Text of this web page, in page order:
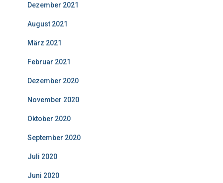
Dezember 2021
August 2021
März 2021
Februar 2021
Dezember 2020
November 2020
Oktober 2020
September 2020
Juli 2020
Juni 2020